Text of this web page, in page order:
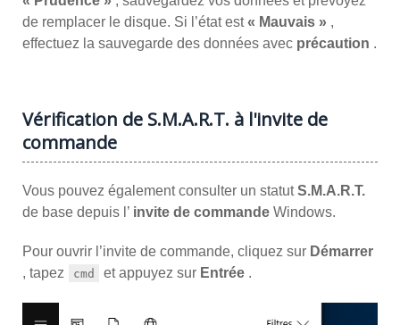
de remplacer le disque. Si l’état est« Mauvais » ,
effectuez la sauvegarde des données avec précaution .
Vérification de S.M.A.R.T. à l'invite de
commande
Vous pouvez également consulter un statutS.M.A.R.T.
de base depuis l’ invite de commande Windows.
Pour ouvrir l’invite de commande, cliquez sur Démarrer
, tapez
cmd et appuyez sur Entrée .